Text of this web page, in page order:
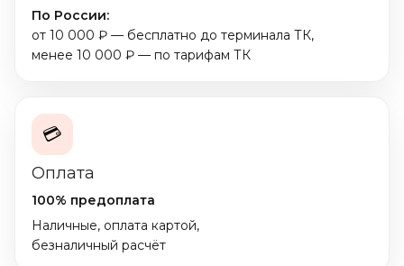
По России:
от 10 000 ₽ — бесплатно до терминала ТК,
менее 10 000 ₽ — по тарифам ТК
💳
Оплата
100% предоплата
Наличные, оплата картой,
безналичный расчёт